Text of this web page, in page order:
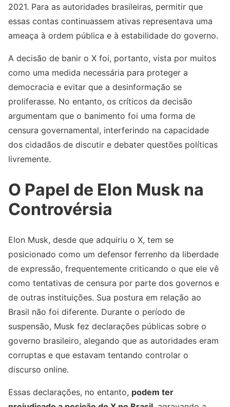
2021. Para as autoridades brasileiras, permitir que
essas contas continuassem ativas representava uma
ameaça à ordem pública e à estabilidade do governo.
A decisão de banir o X foi, portanto, vista por muitos
como uma medida necessária para proteger a
democracia e evitar que a desinformação se
proliferasse. No entanto, os críticos da decisão
argumentam que o banimento foi uma forma de
censura governamental, interferindo na capacidade
dos cidadãos de discutir e debater questões políticas
livremente.
O Papel de Elon Musk na
Controvérsia
Elon Musk, desde que adquiriu o X, tem se
posicionado como um defensor ferrenho da liberdade
de expressão, frequentemente criticando o que ele vê
como tentativas de censura por parte dos governos e
de outras instituições. Sua postura em relação ao
Brasil não foi diferente. Durante o período de
suspensão, Musk fez declarações públicas sobre o
governo brasileiro, alegando que as autoridades eram
corruptas e que estavam tentando controlar o
discurso online.
Essas declarações, no entanto, podem ter